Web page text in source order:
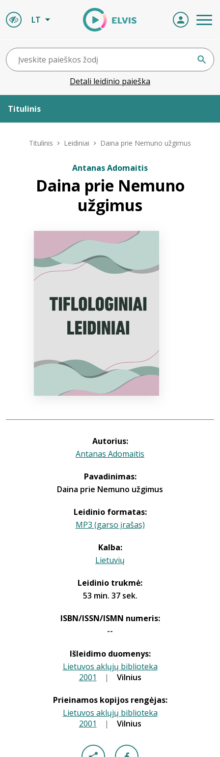
LT
Detali leidinio paieška
Titulinis
ELVIS atvyksta
Titulinis Leidiniai Daina prie Nemuno užgimus
Antanas Adomaitis
Daina prie Nemuno
užgimus
Autorius:
Antanas Adomaitis
Pavadinimas:
Daina prie Nemuno užgimus
Leidinio formatas:
MP3 (garso įrašas)
Kalba:
Lietuvių
Leidinio trukmė:
53 min. 37 sek.
ISBN/ISSN/ISMN numeris:
--
Išleidimo duomenys:
Lietuvos aklųjų biblioteka
2001 | Vilnius
Prieinamos kopijos rengėjas:
Lietuvos aklųjų biblioteka
2001 | Vilnius